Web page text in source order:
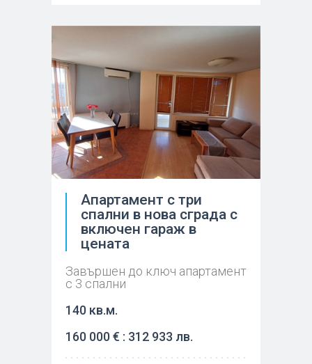
Апартамент с три
спални в нова сграда с
включен гараж в
цената
Завършен до ключ апартамент
с 3 спални
140 кв.м.
160 000 € : 312 933 лв.